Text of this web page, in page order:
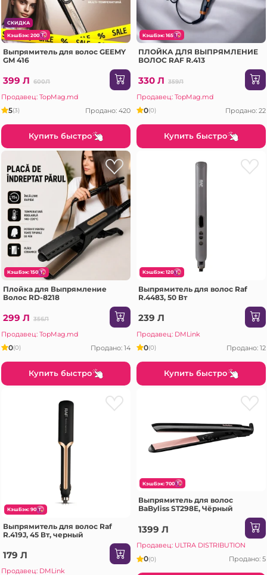
СКИДКА
КэшБэк: 200
Выпрямитель для волос GEEMY
GM 416
399 Л 600Л
Продавец: TopMag.md
5(3) Продано: 420
Купить быстро
КэшБэк: 165
ПЛОЙКА ДЛЯ ВЫПРЯМЛЕНИЕ
ВОЛОС RAF R.413
330 Л 359Л
Продавец: TopMag.md
0(0) Продано: 22
Купить быстро
КэшБэк: 150
Плойка для Выпрямление
Волос RD-8218
299 Л 356Л
Продавец: TopMag.md
0(0) Продано: 14
Купить быстро
КэшБэк: 120
Выпрямитель для волос Raf
R.4483, 50 Вт
239 Л
Продавец: DMLink
0(0) Продано: 12
Купить быстро
КэшБэк: 90
Выпрямитель для волос Raf
R.419J, 45 Вт, черный
179 Л
Продавец: DMLink
КэшБэк: 700
Выпрямитель для волос
BaByliss ST298E, Чёрный
1399 Л
Продавец: ULTRA DISTRIBUTION
0(0) Продано: 5